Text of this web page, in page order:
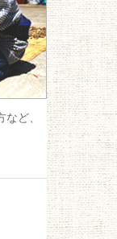
ささがきにする。
ど、